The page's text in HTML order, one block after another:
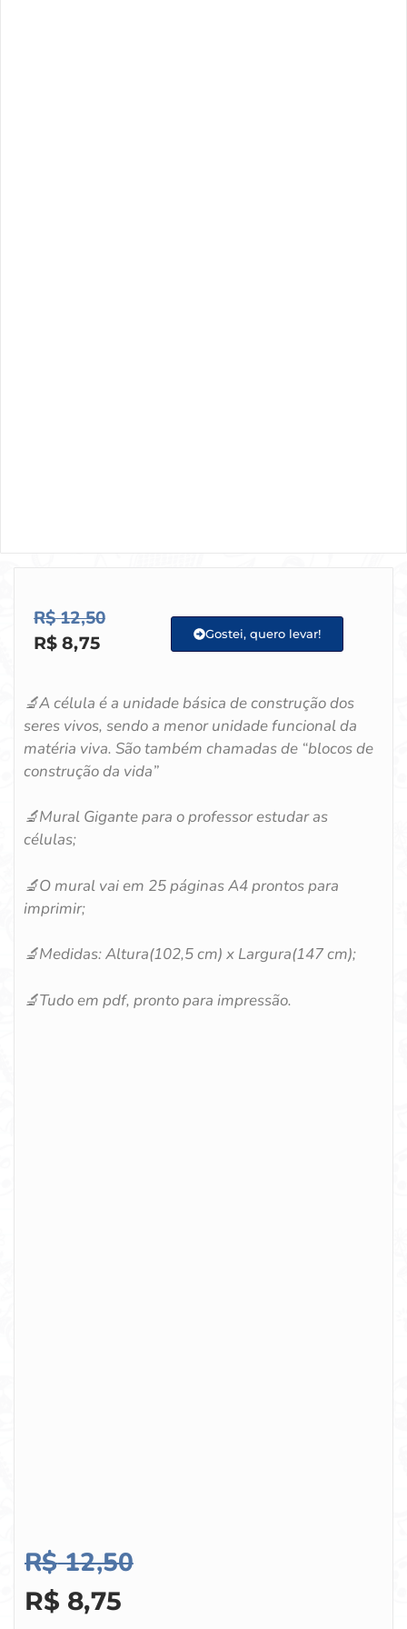
R$12,50
R$ 8,75 Gostei, quero levar!
🔬A célula é a unidade básica de construção dos
seres vivos, sendo a menor unidade funcional da
matéria viva. São também chamadas de “blocos de
construção da vida”
🔬Mural Gigante para o professor estudar as
células;
🔬O mural vai em 25 páginas A4 prontos para
imprimir;
🔬Medidas: Altura(102,5 cm) x Largura(147 cm);
🔬Tudo em pdf, pronto para impressão.
R$12,50
R$ 8,75